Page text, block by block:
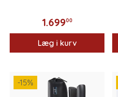
1.69900
Læg i kurv
-15%